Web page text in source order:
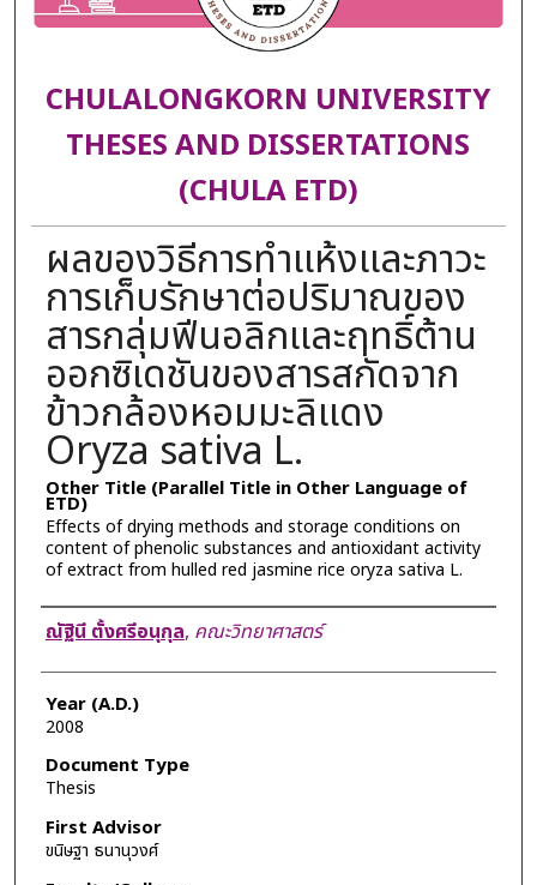
CHULALONGKORN UNIVERSITY
THESES AND DISSERTATIONS
(CHULA ETD)
ผลของวิธีการทำแห้งและภาวะ
การเก็บรักษาต่อปริมาณของ
สารกลุ่มฟีนอลิกและฤทธิ์ต้าน
ออกซิเดชันของสารสกัดจาก
ข้าวกล้องหอมมะลิแดง
Oryza sativa L.
Other Title (Parallel Title in Other Language of
ETD)
Effects of drying methods and storage conditions on
content of phenolic substances and antioxidant activity
of extract from hulled red jasmine rice oryza sativa L.
Author
ณัฐินี ตั้งศรีอนุกุล, คณะวิทยาศาสตร์
Year (A.D.)
2008
Document Type
Thesis
First Advisor
ขนิษฐา ธนานุวงศ์